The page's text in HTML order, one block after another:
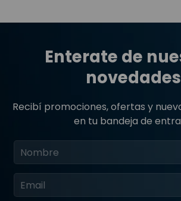
Enterate de
novedades
Recibí promociones, ofertas y
en tu bandeja de